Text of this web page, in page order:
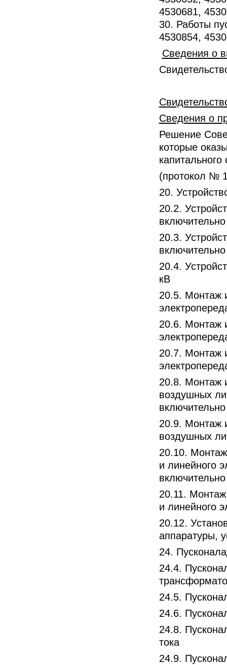
4530681,
30. Работы
4530854,
Сведения о
Сведения о
Решение
которые
капитального
(протокол №
20.
20.2.
включительно
20.3.
включительно
20.4.
кВ
20.5. Монтаж
20.6. Монтаж
20.7. Монтаж
20.8. Монтаж
воздушных
включительно
20.9. Монтаж
воздушных
20.10.
и линейного
включительно
20.11.
и линейного
20.12.
аппаратуры,
24.
24.4.
24.5.
24.6.
24.8.
тока
24.9.